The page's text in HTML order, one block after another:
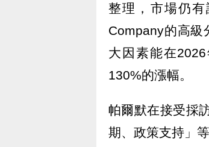
整理，市場仍
Company的高級
大因素能在
130%的漲幅。
帕爾默在接受採
期、政策支持」